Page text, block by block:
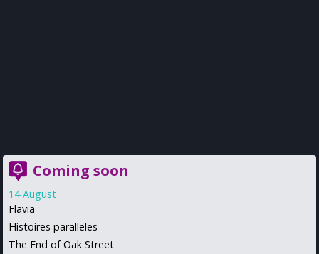
Coming soon
14 August
Flavia
Histoires paralleles
The End of Oak Street